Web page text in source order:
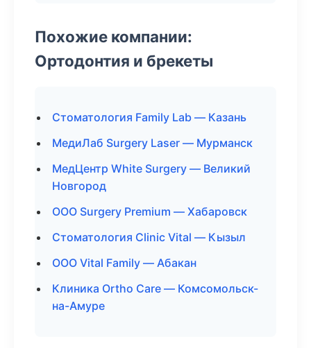
Похожие компании:
Ортодонтия и брекеты
Стоматология Family Lab — Казань
МедиЛаб Surgery Laser — Мурманск
МедЦентр White Surgery — Великий
Новгород
ООО Surgery Premium — Хабаровск
Стоматология Clinic Vital — Кызыл
ООО Vital Family — Абакан
Клиника Ortho Care — Комсомольск-
на-Амуре